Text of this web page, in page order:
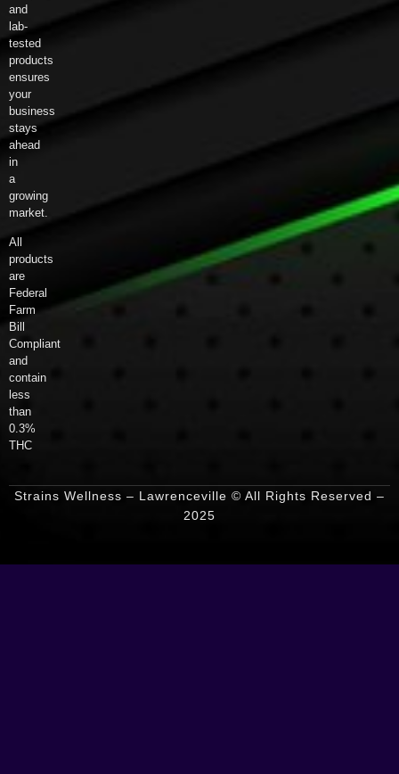
and
lab-
tested
products
ensures
your
business
stays
ahead
in
a
growing
market.
All
products
are
Federal
Farm
Bill
Compliant
and
contain
less
than
0.3%
THC
Strains Wellness – Lawrenceville © All Rights Reserved –
2025